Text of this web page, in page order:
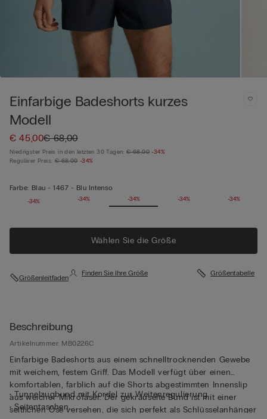
Einfarbige Badeshorts kurzes
Modell
€ 45,00€ 68,00
Niedrigster Preis in den letzten 30 Tagen:€ 68,00 -34%
Regulärer Preis: € 68,00 -34%
Farbe: Blau -1467 - Blu Intenso
-34% -34% -34% -34% -34%
-34%
Wählen Sie die Größe
Größenleitfaden
Finden Sie Ihre Größe Größentabelle
Beschreibung
Artikelnummer: MB0226C
Einfarbige Badeshorts aus einem schnelltrocknenden Gewebe
mit weichem, festem Griff. Das Modell verfügt über einen
komfortablen, farblich auf die Shorts abgestimmten Innenslip
aus weicher Mikrofaser. Der gekräuselte Bund ist mit einer
seitlichen Öse versehen, die sich perfekt als Schlüsselanhänger
• Tunnelzugbund mit Kordel zur Weitenregulierung
• Seitentaschen